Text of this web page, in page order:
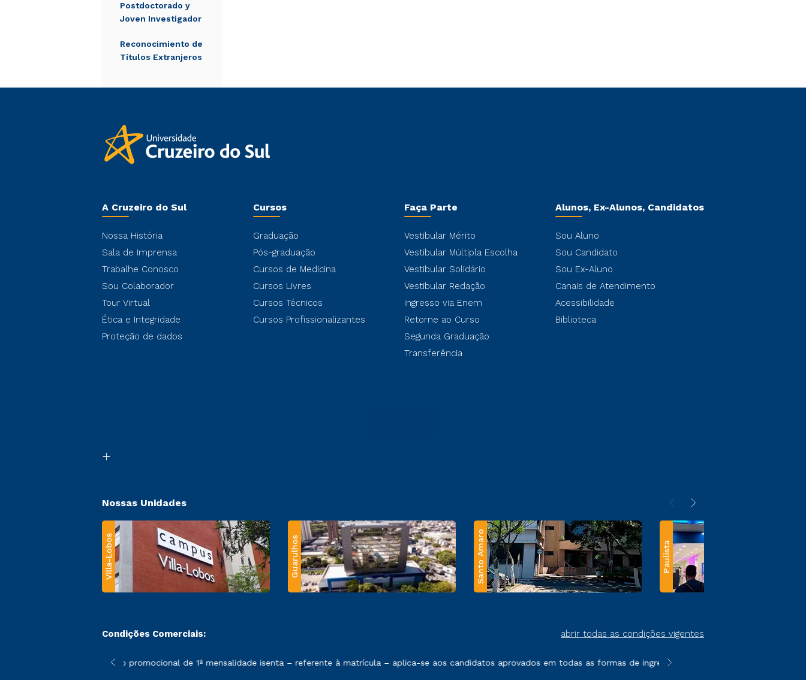
Postdoctorado y
Joven Investigador
Reconocimiento de
Títulos Extranjeros
A Cruzeiro do Sul
Nossa História
Sala de Imprensa
Trabalhe Conosco
Sou Colaborador
Tour Virtual
Ética e Integridade
Proteção de dados
Cursos
Graduação
Pós-graduação
Cursos de Medicina
Cursos Livres
Cursos Técnicos
Cursos Profissionalizantes
Faça Parte
Vestibular Mérito
Vestibular Múltipla Escolha
Vestibular Solidário
Vestibular Redação
Ingresso via Enem
Retorne ao Curso
Segunda Graduação
Transferência
Alunos, Ex-Alunos, Candidatos
Sou Aluno
Sou Candidato
Sou Ex-Aluno
Canais de Atendimento
Acessibilidade
Biblioteca
Nossas Unidades
Villa-Lobos Guarulhos Santo Amaro Paulista
Condições Comerciais: abrir todas as condições vigentes
sofrer alterações nos períodos de rematrícula conforme exposto no contrato de prestação de serviços.
*A condição promocional de 1ª mensalidade isenta – referente à matrícula – aplica-se aos candidatos aprovados em todas as formas de ingresso, exceto na prova on-line ou
**Semipresencial e EAD são